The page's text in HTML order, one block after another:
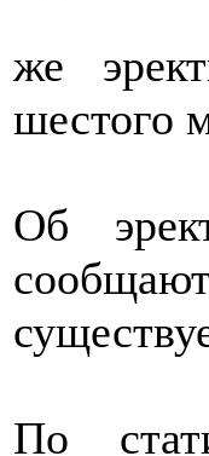
же
шестого
Об
По